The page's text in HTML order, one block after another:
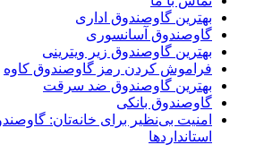
بهترین گاوصندوق اداری
گاوصندوق آسانسوری
بهترین گاوصندوق زیر ویترینی
فراموش کردن رمز گاوصندوق کاوه
بهترین گاوصندوق ضد سرقت
گاوصندوق بانکی
امنیت بی‌نظیر برای خانه‌تان:
استانداردها